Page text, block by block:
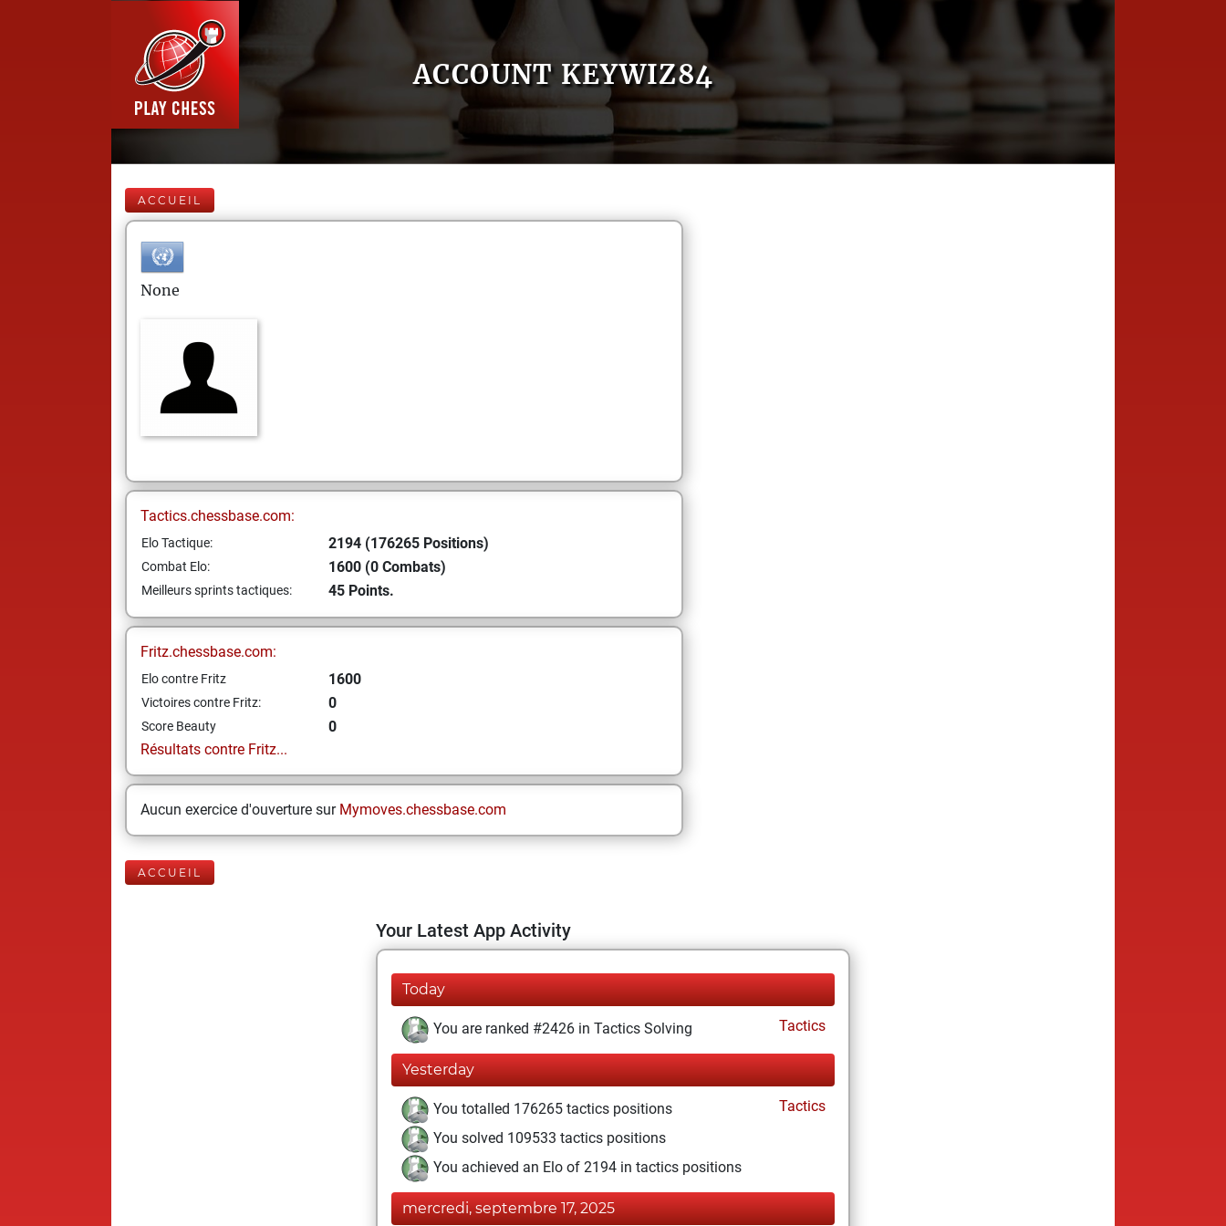
ACCOUNT KEYWIZ84
ACCUEIL
None
Tactics.chessbase.com:
Elo Tactique: 2194 (176265 Positions)
Combat Elo: 1600 (0 Combats)
Meilleurs sprints tactiques: 45 Points.
Fritz.chessbase.com:
Elo contre Fritz 1600
Victoires contre Fritz: 0
Score Beauty
0
Résultats contre Fritz...
Aucun exercice d'ouverture sur Mymoves.chessbase.com
ACCUEIL
Your Latest App Activity
Today
You are ranked #2426 in Tactics Solving Tactics
Yesterday
You totalled 176265 tactics positions
Tactics
You solved 109533 tactics positions
You achieved an Elo of 2194 in tactics positions
mercredi, septembre 17, 2025